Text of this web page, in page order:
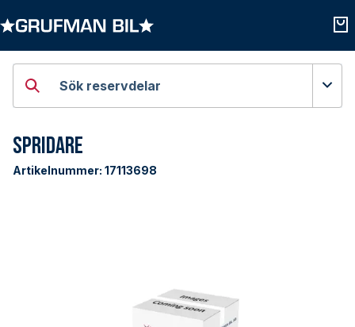
Sök reservdelar
Spridare
Artikelnummer: 17113698